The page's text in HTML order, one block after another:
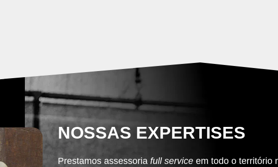
NOSSAS EXPERTISES
Prestamos assessoria full service em todo o território